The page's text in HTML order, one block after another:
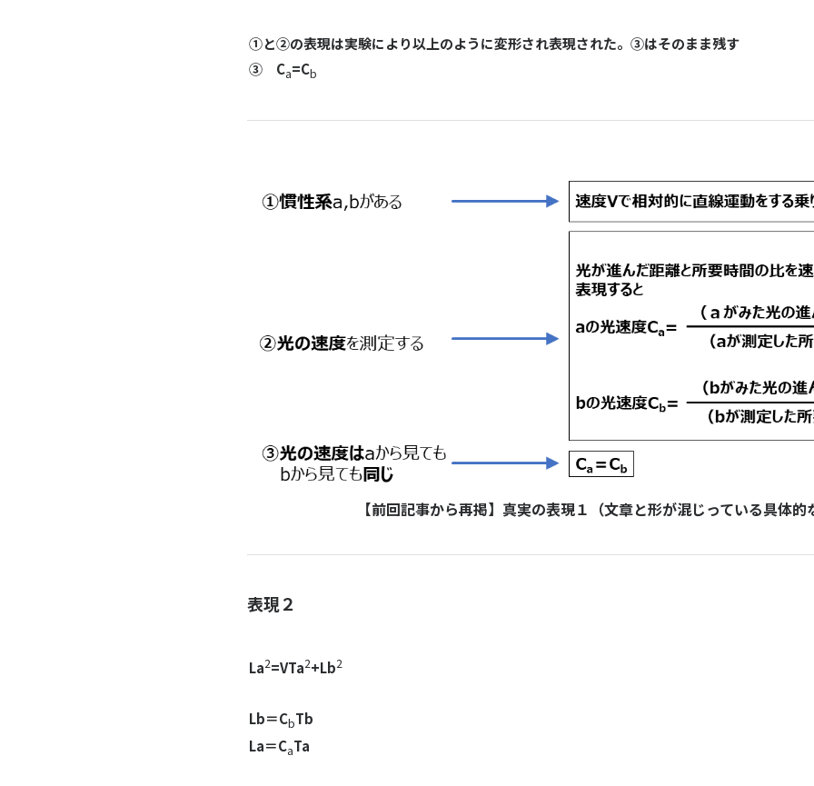
①と②の表現は実験により以上のように変形され表現された。③はそのまま残す
③ Ca=Cb
【前回記事から再掲】真実の表現１（文章と形が混じっている具体的
表現２
La2=VTa2+Lb2
Lb＝CbTb
La＝CaTa